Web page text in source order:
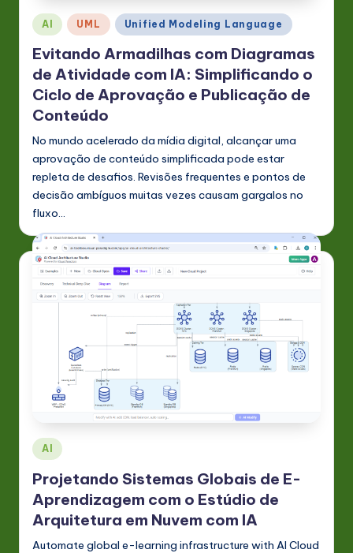
o
n
Posted
in
AI UML Unified Modeling Language
Evitando Armadilhas com Diagramas
de Atividade com IA: Simplificando o
Ciclo de Aprovação e Publicação de
Conteúdo
No mundo acelerado da mídia digital, alcançar uma
aprovação de conteúdo simplificada pode estar
repleta de desafios. Revisões frequentes e pontos de
decisão ambíguos muitas vezes causam gargalos no
fluxo…
Posted
in
AI
Projetando Sistemas Globais de E-
Aprendizagem com o Estúdio de
Arquitetura em Nuvem com IA
Automate global e-learning infrastructure with AI Cloud